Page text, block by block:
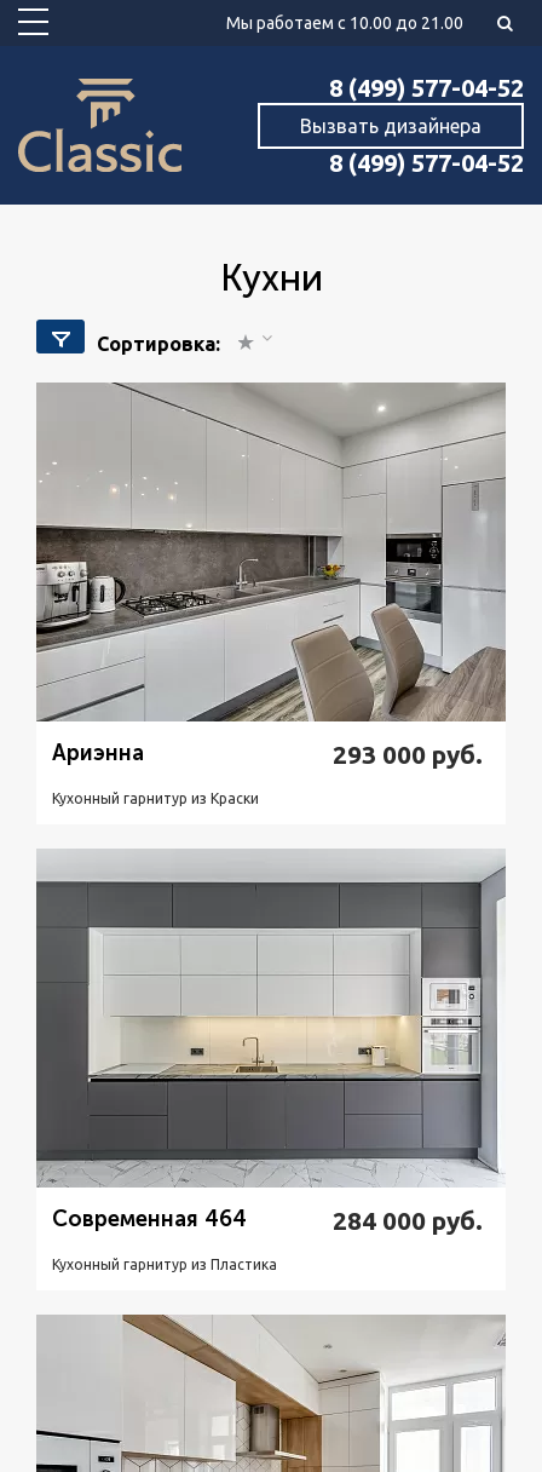
Мы работаем с 10.00 до 21.00
8 (499) 577-04-52
Вызвать дизайнера
8 (499) 577-04-52
кухни
Сортировка:
Ариэнна 293 000 руб.
Кухонный гарнитур из Краски
Современная 464 284 000 руб.
Кухонный гарнитур из Пластикa
Подробнее